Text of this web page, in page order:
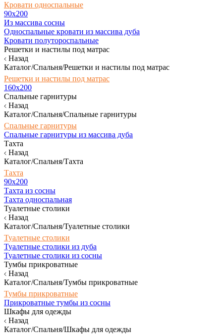
Кровати односпальные
90х200
Из массива сосны
Односпальные кровати из массива дуба
Кровати полутороспальные
Решетки и настилы под матрас
Назад
Каталог/Спальня/Решетки и настилы под матрас
Решетки и настилы под матрас
160х200
Спальные гарнитуры
Назад
Каталог/Спальня/Спальные гарнитуры
Спальные гарнитуры
Спальные гарнитуры из массива дуба
Тахта
Назад
Каталог/Спальня/Тахта
Тахта
90х200
Тахта из сосны
Тахта односпальная
Туалетные столики
Назад
Каталог/Спальня/Туалетные столики
Туалетные столики
Туалетные столики из дуба
Туалетные столики из сосны
Тумбы прикроватные
Назад
Каталог/Спальня/Тумбы прикроватные
Тумбы прикроватные
Прикроватные тумбы из сосны
Шкафы для одежды
Назад
Каталог/Спальня/Шкафы для одежды